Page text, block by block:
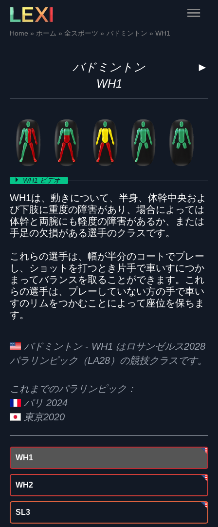
Skip
content
Main
Home ホーム 全スポーツ バドミントン WH1
►
バドミントン
WH1
WH1 ビデオ
WH1は、動きについて、半身、体幹中央およ
び下肢に重度の障害があり、場合によっては
体幹と両腕にも軽度の障害があるか、または
手足の欠損がある選手のクラスです。
これらの選手は、幅が半分のコートでプレー
し、ショットを打つとき片手で車いすにつか
まってバランスを取ることができます。これ
らの選手は、プレーしていない方の手で車い
すのリムをつかむことによって座位を保ちま
す。
バドミントン - WH1 はロサンゼルス2028
パラリンピック（LA28）の競技クラスです。
これまでのパラリンピック：
パリ 2024
東京2020
WH1
WH2
SL3